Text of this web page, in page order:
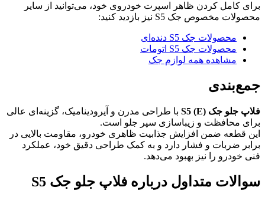
برای کامل کردن ظاهر اسپرت خودروی خود، می‌توانید از سایر
محصولات مخصوص جک S5 نیز بازدید کنید:
محصولات جک S5 دنده‌ای
محصولات جک S5 اتومات
مشاهده همه لوازم جک
جمع‌بندی
فلاپ جلو جک S5 (E)
با طراحی مدرن و آیرودینامیک، گزینه‌ای عالی
برای محافظت و زیباسازی سپر جلو است.
این قطعه ضمن افزایش جذابیت ظاهری خودرو، مقاومت بالایی در
برابر ضربات و فشار دارد و به کمک طراحی دقیق خود، عملکرد
فنی خودرو را نیز بهبود می‌دهد.
سوالات متداول درباره فلاپ جلو جک S5